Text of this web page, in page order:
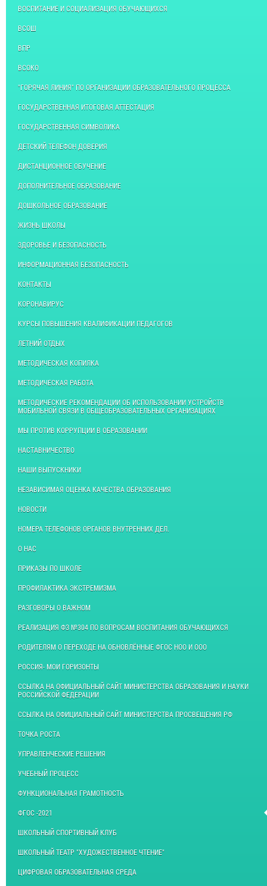
ВОСПИТАНИЕ И СОЦИАЛИЗАЦИЯ ОБУЧАЮЩИХСЯ
ВСОШ
ВПР
ВСОКО
"ГОРЯЧАЯ ЛИНИЯ" ПО ОРГАНИЗАЦИИ ОБРАЗОВАТЕЛЬНОГО ПРОЦЕССА
ГОСУДАРСТВЕННАЯ ИТОГОВАЯ АТТЕСТАЦИЯ
ГОСУДАРСТВЕННАЯ СИМВОЛИКА
ДЕТСКИЙ ТЕЛЕФОН ДОВЕРИЯ
ДИСТАНЦИОННОЕ ОБУЧЕНИЕ
ДОПОЛНИТЕЛЬНОЕ ОБРАЗОВАНИЕ
ДОШКОЛЬНОЕ ОБРАЗОВАНИЕ
ЖИЗНЬ ШКОЛЫ
ЗДОРОВЬЕ И БЕЗОПАСНОСТЬ
ИНФОРМАЦИОННАЯ БЕЗОПАСНОСТЬ
КОНТАКТЫ
КОРОНАВИРУС
КУРСЫ ПОВЫШЕНИЯ КВАЛИФИКАЦИИ ПЕДАГОГОВ
ЛЕТНИЙ ОТДЫХ
МЕТОДИЧЕСКАЯ КОПИЛКА
МЕТОДИЧЕСКАЯ РАБОТА
МЕТОДИЧЕСКИЕ РЕКОМЕНДАЦИИ ОБ ИСПОЛЬЗОВАНИИ УСТРОЙСТВ
МОБИЛЬНОЙ СВЯЗИ В ОБЩЕОБРАЗОВАТЕЛЬНЫХ ОРГАНИЗАЦИЯХ
МЫ ПРОТИВ КОРРУПЦИИ В ОБРАЗОВАНИИ
НАСТАВНИЧЕСТВО
НАШИ ВЫПУСКНИКИ
НЕЗАВИСИМАЯ ОЦЕНКА КАЧЕСТВА ОБРАЗОВАНИЯ
НОВОСТИ
НОМЕРА ТЕЛЕФОНОВ ОРГАНОВ ВНУТРЕННИХ ДЕЛ.
О НАС
ПРИКАЗЫ ПО ШКОЛЕ
ПРОФИЛАКТИКА ЭКСТРЕМИЗМА
РАЗГОВОРЫ О ВАЖНОМ
РЕАЛИЗАЦИЯ ФЗ №304 ПО ВОПРОСАМ ВОСПИТАНИЯ ОБУЧАЮЩИХСЯ
РОДИТЕЛЯМ О ПЕРЕХОДЕ НА ОБНОВЛЁННЫЕ ФГОС НОО И ООО
РОССИЯ- МОИ ГОРИЗОНТЫ
ССЫЛКА НА ОФИЦИАЛЬНЫЙ САЙТ МИНИСТЕРСТВА ОБРАЗОВАНИЯ И НАУКИ
РОССИЙСКОЙ ФЕДЕРАЦИИ
ССЫЛКА НА ОФИЦИАЛЬНЫЙ САЙТ МИНИСТЕРСТВА ПРОСВЕЩЕНИЯ РФ
ТОЧКА РОСТА
УПРАВЛЕНЧЕСКИЕ РЕШЕНИЯ
УЧЕБНЫЙ ПРОЦЕСС
ФУНКЦИОНАЛЬНАЯ ГРАМОТНОСТЬ
ФГОС -2021
ШКОЛЬНЫЙ СПОРТИВНЫЙ КЛУБ
ШКОЛЬНЫЙ ТЕАТР "ХУДОЖЕСТВЕННОЕ ЧТЕНИЕ"
ЦИФРОВАЯ ОБРАЗОВАТЕЛЬНАЯ СРЕДА